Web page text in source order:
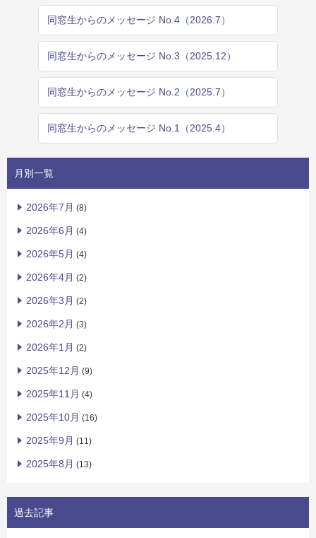
同窓生からのメッセージ No.4（2026.7）
同窓生からのメッセージ No.3（2025.12）
同窓生からのメッセージ No.2（2025.7）
同窓生からのメッセージ No.1（2025.4）
月別一覧
2026年7月 (8)
2026年6月 (4)
2026年5月 (4)
2026年4月 (2)
2026年3月 (2)
2026年2月 (3)
2026年1月 (2)
2025年12月 (9)
2025年11月 (4)
2025年10月 (16)
2025年9月 (11)
2025年8月 (13)
過去記事